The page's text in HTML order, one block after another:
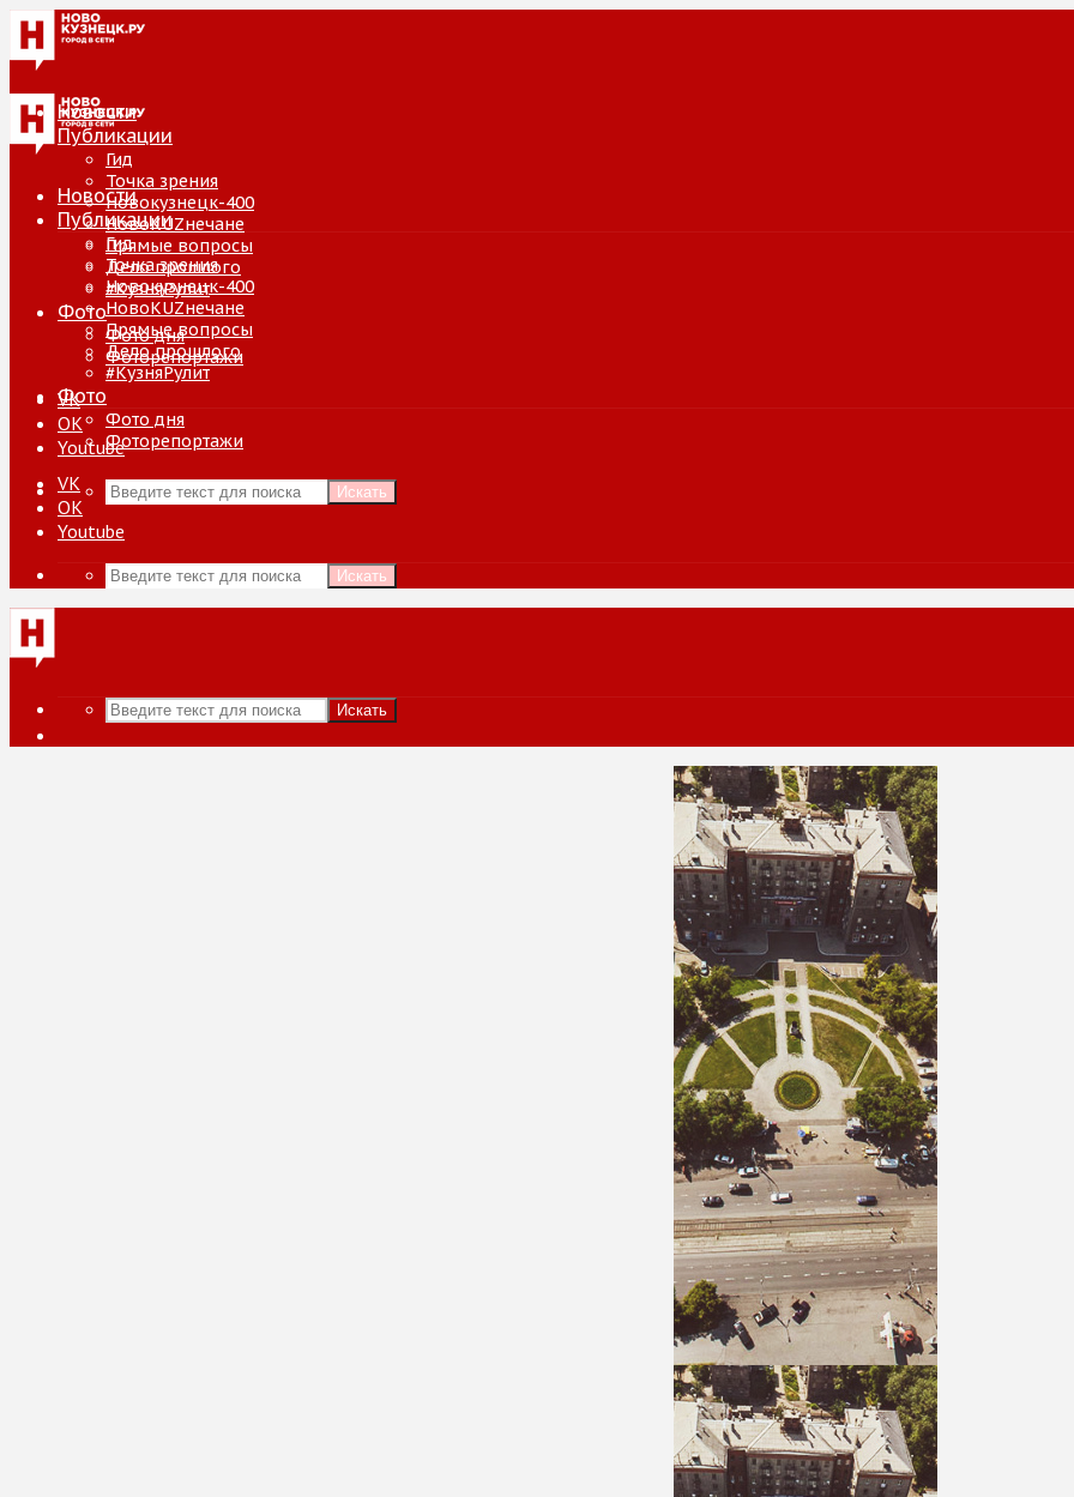
Новости
Публикации
Гид
Точка зрения
Новокузнецк-400
НовоKUZнечане
Прямые вопросы
Дело прошлого
#КузняРулит
Фото
Фото дня
Фоторепортажи
VK
ОК
Youtube
Искать
Новости
Публикации
Гид
Точка зрения
Новокузнецк-400
НовоKUZнечане
Прямые вопросы
Дело прошлого
#КузняРулит
Фото
Фото дня
Фоторепортажи
VK
ОК
Youtube
Искать
Искать